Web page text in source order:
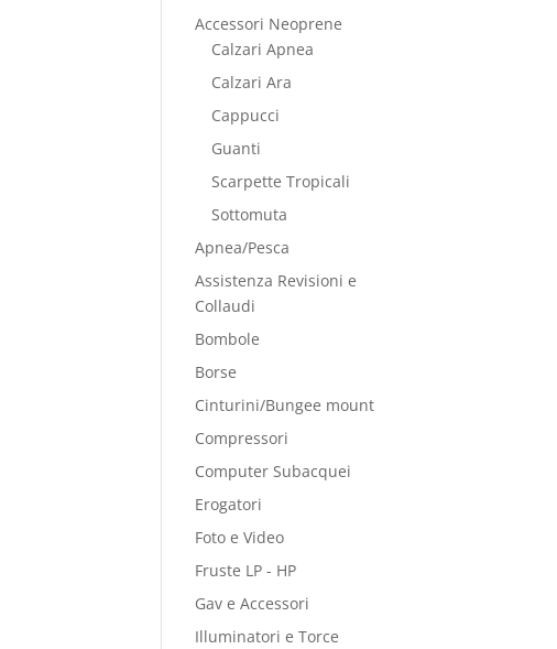
Accessori Neoprene
Calzari Apnea
Calzari Ara
Cappucci
Guanti
Scarpette Tropicali
Sottomuta
Apnea/Pesca
Assistenza Revisioni e
Collaudi
Bombole
Borse
Cinturini/Bungee mount
Compressori
Computer Subacquei
Erogatori
Foto e Video
Fruste LP - HP
Gav e Accessori
Illuminatori e Torce